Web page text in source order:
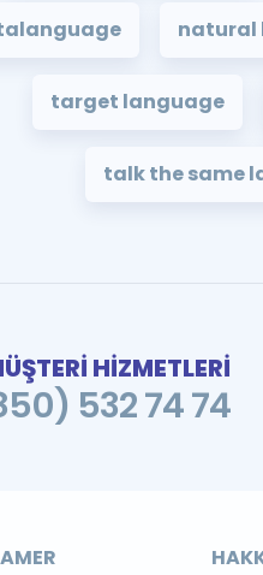
natural
target language
talk the same
HİZMETLERİ
532 74 74